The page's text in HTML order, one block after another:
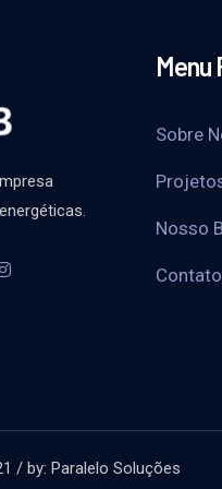
Menu
Sobre
Nosso
Contato
/ by: Paralelo Soluções